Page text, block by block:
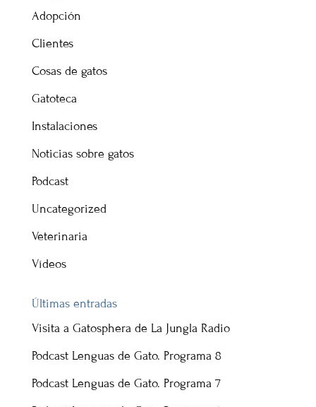
Adopción
Clientes
Cosas de gatos
Gatoteca
Instalaciones
Noticias sobre gatos
Podcast
Uncategorized
Veterinaria
Vídeos
Últimas entradas
Visita a Gatosphera de La Jungla Radio
Podcast Lenguas de Gato. Programa 8
Podcast Lenguas de Gato. Programa 7